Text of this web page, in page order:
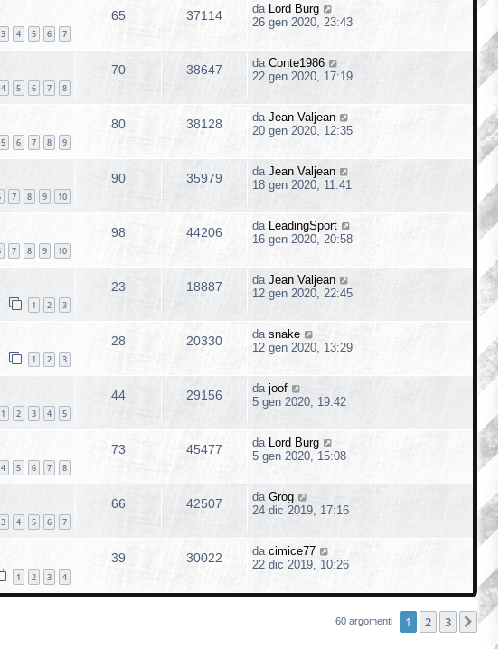
3 4 5 6 7
65 37114 da
Lord Burg
26 gen 2020, 23:43
4 5 6 7 8
70 38647 da Conte1986
22 gen 2020, 17:19
5 6 7 8 9
80 38128 da Jean Valjean
20 gen 2020, 12:35
7 8 9 10
90 35979 da Jean Valjean
18 gen 2020, 11:41
7 8 9 10
98 44206 da
LeadingSport
16 gen 2020, 20:58
1 2 3
23 18887 da Jean Valjean
12 gen 2020, 22:45
1 2 3
28 20330 da snake
12 gen 2020, 13:29
1 2 3 4 5
44 29156 da joof
5 gen 2020, 19:42
4 5 6 7 8
73 45477 da
Lord Burg
5 gen 2020, 15:08
3 4 5 6 7
66 42507 da Grog
24 dic 2019, 17:16
1 2 3 4
39 30022 da cimice77
22 dic 2019, 10:26
60 argomenti 1 2 3